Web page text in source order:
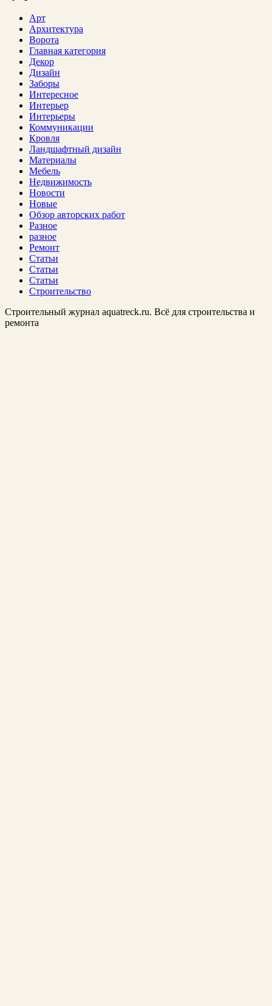
Арт
Архитектура
Ворота
Главная категория
Декор
Дизайн
Заборы
Интересное
Интерьер
Интерьеры
Коммуникации
Кровля
Ландшафтный дизайн
Материалы
Мебель
Недвижимость
Новости
Новые
Обзор авторских работ
Разное
разное
Ремонт
Статьи
Статьи
Статьи
Строительство
Строительный журнал aquatreck.ru. Всё для строительства и
ремонта